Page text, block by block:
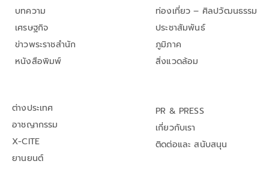
บทความ
เศรษฐกิจ
ข่าวพระราชสำนัก
หนังสือพิมพ์
ท่องเที่ยว – ศิลปวัฒนธรรม
ประชาสัมพันธ์
ภูมิภาค
สิ่งแวดล้อม
ต่างประเทศ
อาชญากรรม
X-CITE
ยานยนต์
PR & PRESS
เกี่ยวกับเรา
ติดต่อและ สนับสนุน